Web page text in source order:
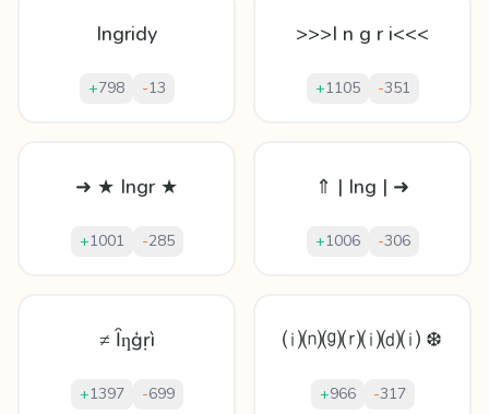
Ingridy
+798 -13
>>>I n g r i<<<
+1105 -351
➜ ★ Ingr ★
+1001 -285
⇑ | Ing | ➜
+1006 -306
≠ Ȋƞģṛì
+1397 -699
⒤⒩⒢⒭⒤⒟⒤ ❆
+966 -317